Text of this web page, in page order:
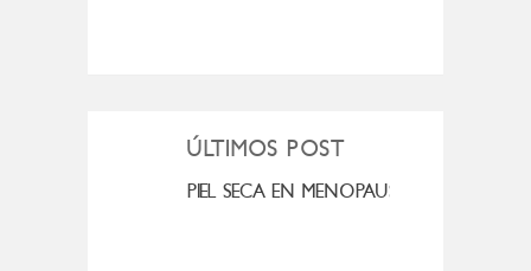
ÚLTIMOS POST
PIEL SECA EN MENOPAUSIA